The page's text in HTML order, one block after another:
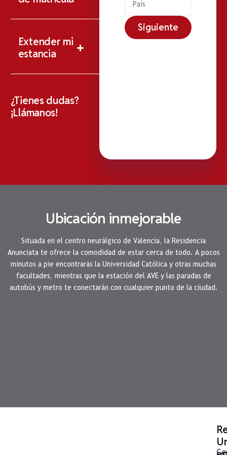
Extender mi
estancia
¿Tienes dudas?
¡Llámanos!
Siguiente
Ubicación inmejorable
Situada en el centro neurálgico de Valencia, la Residencia
Anunciata te ofrece la comodidad de estar cerca de todo. A pocos
minutos a pie encontrarás la Universidad Católica y otras muchas
facultades, mientras que la estación del AVE y las paradas de
autobús y metro te conectarán con cualquier punto de la ciudad.